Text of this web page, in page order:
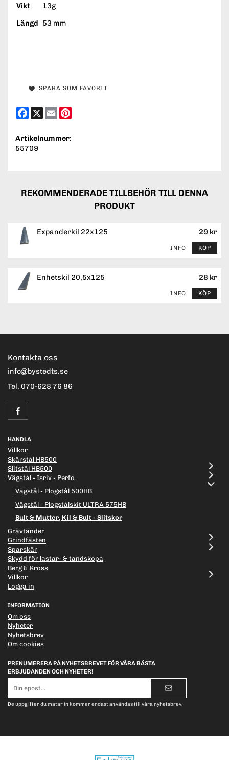
Vikt
13g
Längd 53 mm
SPARA SOM FAVORIT
Facebook
X Email
Artikelnummer:
55709
REKOMMENDERADE TILLBEHÖR TILL DENNA
PRODUKT
Expanderkil 22x125 29 kr
INFO KÖP
Enhetskil 20,5x125 28 kr
INFO KÖP
Kontakta oss
info@bystedts.se
Tel. 070-628 76 86
HANDLA
Villkor
Skärstål HB500
Slitstål HB500
Vägstål - Isriv - Perfo
Vägstål - Plogstål 500HB
Vägstål - Plogstålskit ULTRA 575HB
Bult & Mutter, Kil & Bult - Slitskor
Grävtänder
Grindfästen
Sparskär
Skydd för lastar- & tandskopa
Berg & Kross
Villkor
Logga in
INFORMATION
Om oss
Nyheter
Nyhetsbrev
Om cookies
PRENUMERERA PÅ NYHETSBREVET FÖR VÅRA BÄSTA
ERBJUDANDEN OCH NYHETER!
postadress
De uppgifter du matar in kommer endast användas till våra nyhetsbrev.